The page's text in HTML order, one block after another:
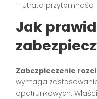
– Utrata przytomności
Jak
Zabezpieczenie
wymaga
opatrunkowych.